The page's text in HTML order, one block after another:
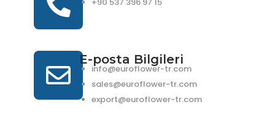
+90 537 396 97 15
E-posta Bilgileri
info@euroflower-tr.com
sales@euroflower-tr.com
export@euroflower-tr.com